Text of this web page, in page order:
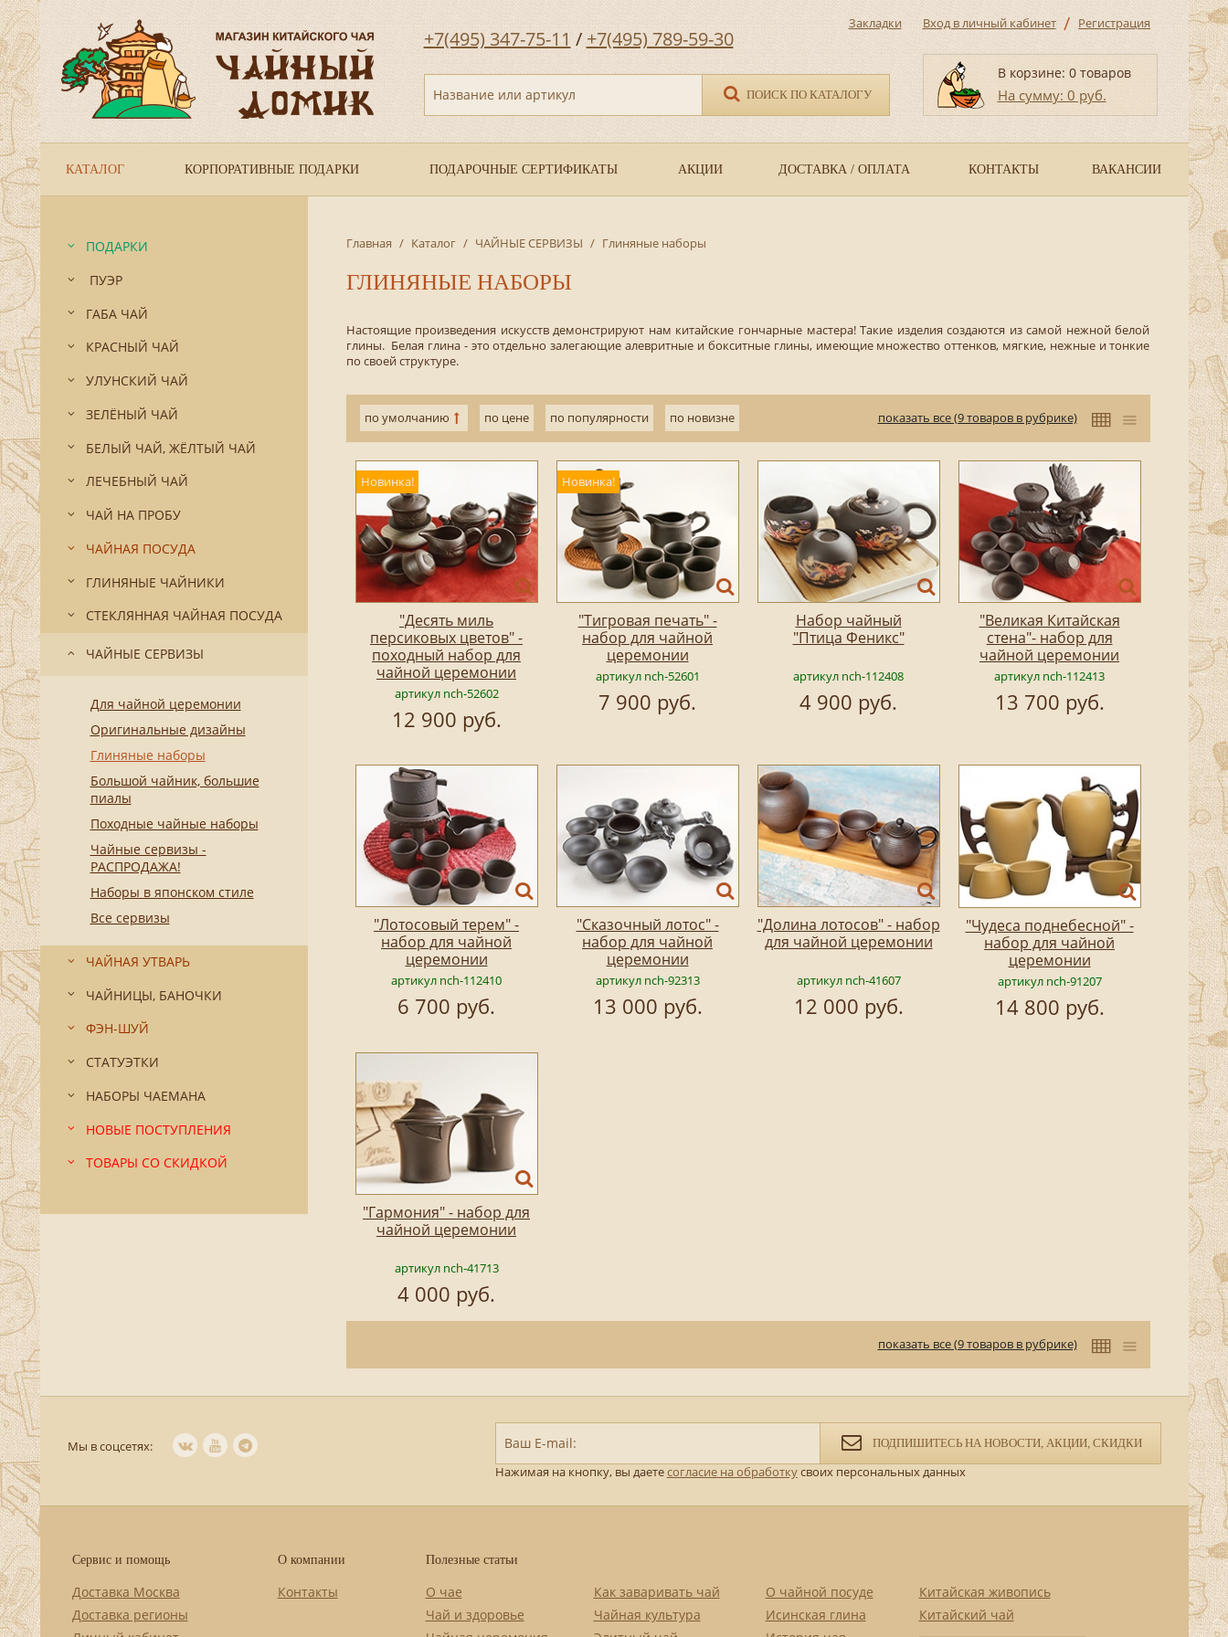
+7(495) 347-75-11 / +7(495) 789-59-30
Название или артикул ПОИСК ПО КАТАЛОГУ
Закладки Вход в личный кабинет / Регистрация
В корзине: 0 товаров
На сумму: 0 руб.
КАТАЛОГ КОРПОРАТИВНЫЕ ПОДАРКИ ПОДАРОЧНЫЕ СЕРТИФИКАТЫ АКЦИИ ДОСТАВКА / ОПЛАТА КОНТАКТЫ ВАКАНСИИ
ПОДАРКИ
ПУЭР
ГАБА ЧАЙ
КРАСНЫЙ ЧАЙ
УЛУНСКИЙ ЧАЙ
ЗЕЛЁНЫЙ ЧАЙ
БЕЛЫЙ ЧАЙ, ЖЁЛТЫЙ ЧАЙ
ЛЕЧЕБНЫЙ ЧАЙ
ЧАЙ НА ПРОБУ
ЧАЙНАЯ ПОСУДА
ГЛИНЯНЫЕ ЧАЙНИКИ
СТЕКЛЯННАЯ ЧАЙНАЯ ПОСУДА
ЧАЙНЫЕ СЕРВИЗЫ
Для чайной церемонии
Оригинальные дизайны
Глиняные наборы
Большой чайник, большие
пиалы
Походные чайные наборы
Чайные сервизы -
РАСПРОДАЖА!
Наборы в японском стиле
Все сервизы
ЧАЙНАЯ УТВАРЬ
ЧАЙНИЦЫ, БАНОЧКИ
ФЭН-ШУЙ
СТАТУЭТКИ
НАБОРЫ ЧАЕМАНА
НОВЫЕ ПОСТУПЛЕНИЯ
ТОВАРЫ СО СКИДКОЙ
Главная / Каталог / ЧАЙНЫЕ СЕРВИЗЫ / Глиняные наборы
ГЛИНЯНЫЕ НАБОРЫ
Настоящие произведения искусств демонстрируют нам китайские гончарные мастера! Такие изделия создаются из самой нежной белой
глины. Белая глина - это отдельно залегающие алевритные и бокситные глины, имеющие множество оттенков, мягкие, нежные и тонкие
по своей структуре.
по умолчанию по цене по популярности по новизне показать все (9 товаров в рубрике)
Новинка!
"Десять миль
персиковых цветов" -
походный набор для
чайной церемонии
артикул nch-52602
12 900 руб.
Новинка!
"Тигровая печать" -
набор для чайной
церемонии
артикул nch-52601
7 900 руб.
Набор чайный
"Птица Феникс"
артикул nch-112408
4 900 руб.
"Великая Китайская
стена"- набор для
чайной церемонии
артикул nch-112413
13 700 руб.
"Лотосовый терем" -
набор для чайной
церемонии
артикул nch-112410
6 700 руб.
"Сказочный лотос" -
набор для чайной
церемонии
артикул nch-92313
13 000 руб.
"Долина лотосов" - набор
для чайной церемонии
артикул nch-41607
12 000 руб.
"Чудеса поднебесной" -
набор для чайной
церемонии
артикул nch-91207
14 800 руб.
"Гармония" - набор для
чайной церемонии
артикул nch-41713
4 000 руб.
показать все (9 товаров в рубрике)
Ваш E-mail: ПОДПИШИТЕСЬ НА НОВОСТИ, АКЦИИ, СКИДКИ
Нажимая на кнопку, вы даетесогласие на обработкусвоих персональных данных
Мы в соцсетях:
Сервис и помощь
Доставка Москва
Доставка регионы
О компании
Контакты
Полезные статьи
О чае
Чай и здоровье
Как заваривать чай
Чайная культура
О чайной посуде
Исинская глина
Китайская живопись
Китайский чай